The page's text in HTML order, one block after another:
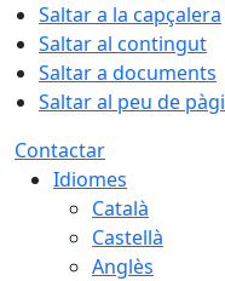
Saltar a la capçalera
Saltar al contingut
Saltar a documents
Saltar al peu de
Contactar
Idiomes
Català
Castellà
Anglès